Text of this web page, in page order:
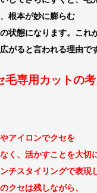
根本が妙に膨らむ
状態になります。これ
がると言われる理由で
専用カットの考
アイロンでクセを
く、 活かすことを大切
チスタイリングで表現
クセは残しながら、